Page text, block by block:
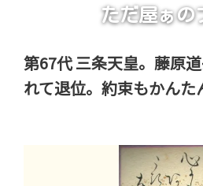
ただ屋ぁの
第67代 三条天皇。藤原
れて退位。約束もかんた